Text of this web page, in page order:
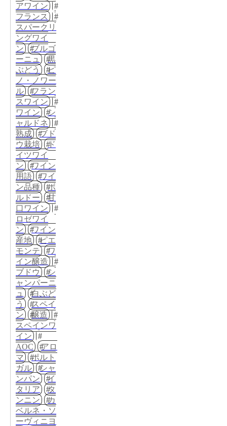
アワイン
フランス
スパークリ
ングワイ
ン
ブルゴ
ーニュ
黒
ぶどう
ピ
ノ・ノワー
ル
フラン
スワイン
ワイン
シ
ャルドネ
熟成
ブド
ウ栽培
ド
イツワイ
ン
ワイン
用語
ワイ
ン品種
ボ
ルドー
甘
口ワイン
ロゼワイ
ン
ワイン
産地
ピエ
モンテ
ワ
イン醸造
ブドウ
シ
ャンパーニ
ュ
白ぶど
う
スペイ
ン
醸造
スペインワ
イン
AOC
アロ
マ
ポルト
ガル
シャ
ンパン
イ
タリア
タ
ンニン
カ
ベルネ・ソ
ーヴィニヨ